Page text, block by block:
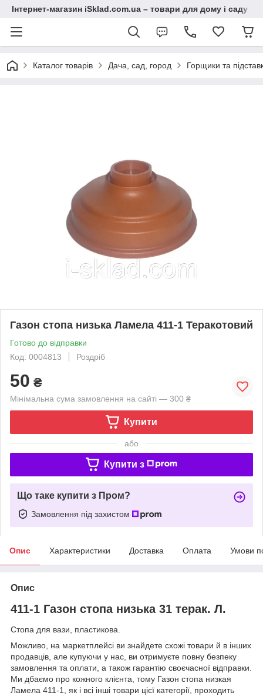
Інтернет-магазин iSklad.com.ua – товари для дому і саду
Каталог товарів Дача, сад, город Горщики та
Газон стопа низька Ламела 411-1 Теракотовий
Готово до відправки
Код: 0004813
Роздріб
50 ₴
Мінімальна сума замовлення на сайті — 300 ₴
Купити
або
Купити з
Що таке купити з Пром?
Замовлення під захистом
Опис Характеристики Доставка Оплата Умови
Опис
411-1 Газон стопа низька 31 терак. Л.
Стопа для вази, пластикова.
Можливо, на маркетплейсі ви знайдете схожі товари й в інших
продавців, але купуючи у нас, ви отримуєте повну безпеку
замовлення та оплати, а також гарантію своєчасної відправки.
Ми дбаємо про кожного клієнта, тому Газон стопа низкая
Ламела 411-1, як і всі інші товари цієї категорії, проходить